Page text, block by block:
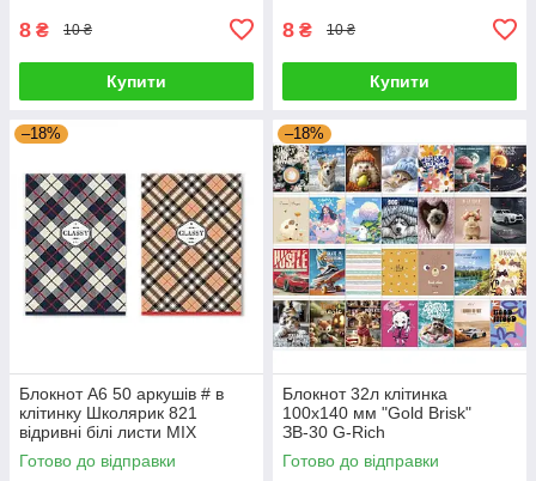
8 ₴ 10 ₴
Купити
8 ₴ 10 ₴
Купити
–18%
Блокнот А6 50 аркушів # в
клітинку Школярик 821
відривні білі листи MIX
633437 G-Rich
Готово до відправки
–18%
Блокнот 32л клітинка
100x140 мм "Gold Brisk"
ЗВ-30 G-Rich
Готово до відправки